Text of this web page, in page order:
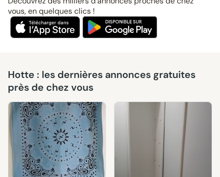
vous, en quelques clics !
Hotte : les dernières annonces gratuites
près de chez vous